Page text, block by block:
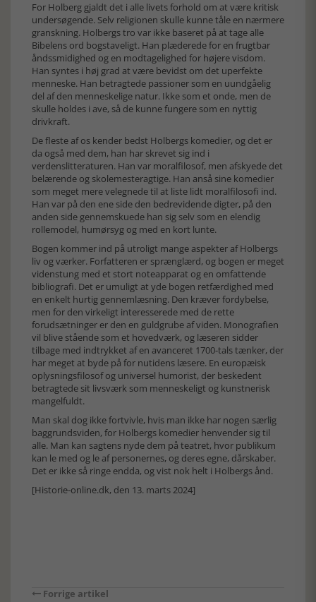
For Holberg gjaldt det i alle livets forhold om at være kritisk
undersøgende. Selv religionen skulle kunne tåle en nærmere
granskning. Holbergs tro var ikke baseret på at tage alle
Bibelens ord bogstaveligt. Han plæderede for en frugtbar
åndssmidighed og en modtagelighed for højere visdom.
Han syntes i høj grad at være bevidst om det uperfekte
menneske. Han betragtede passioner som en uundgåelig
del af den menneskelige natur. Ikke som et onde, men de
skulle holdes i ave, så de kunne fungere som en nyttig
drivkraft.
De fleste af os kender bedst Holbergs komedier, og det er
da også med dem, han har skrevet sig ind i
verdenslitteraturen. Han var moralfilosof, men afskyede det
belærende og skolemesteragtige. Han anså sine komedier
som meget mere velegnede til at liste lidt moralfilosofi ind.
Han var på den ene side den bedrevidende digter, på den
anden side gennemskuede han sig selv som en elendig
rollemodel, humørsyg og med en kort lunte.
Bogen kommer ind på utroligt mange aspekter af Holbergs
liv og værker. Forfatteren er sprænglærd, og bogen er meget
videnstung med et stort noteapparat og en omfattende
bibliografi. Det er umuligt at yde bogen retfærdighed med
en enkelt hurtig gennemlæsning. Den kræver fordybelse,
men for den virkeligt interesserede med de rette
forudsætninger er den en guldgrube af viden. Monografien
vil blive stående som et hovedværk, og læseren sidder
tilbage med indtrykket af en avanceret 1700-tals tænker, der
har meget at byde på for nutidens læsere. En europæisk
oplysningsfilosof og universel humorist, der beskedent
betragtede sit livsværk som menneskeligt og kunstnerisk
mangelfuldt.
Man skal dog ikke fortvivle, hvis man ikke har nogen særlig
baggrundsviden, for Holbergs komedier henvender sig til
alle. Man kan sagtens nyde dem på teatret, hvor publikum
kan le med og le af personernes, og deres egne, dårskaber.
Det er ikke så ringe endda, og vist nok helt i Holbergs ånd.
[Historie-online.dk, den 13. marts 2024]
Forrige artikel